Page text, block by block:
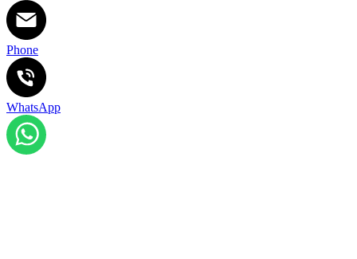
Phone
WhatsApp